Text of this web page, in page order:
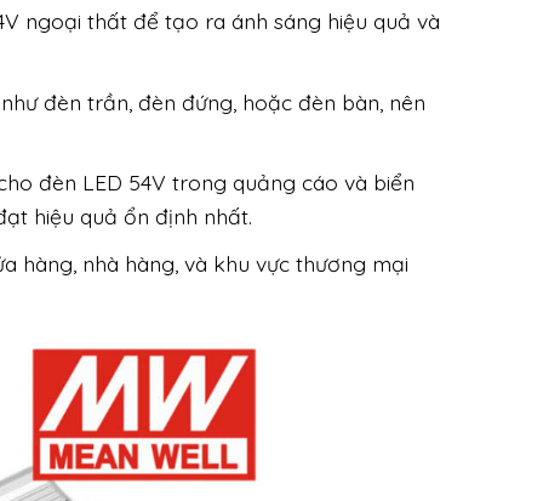
ngoại thất để tạo ra ánh sáng hiệu quả và
đèn trần, đèn đứng, hoặc đèn bàn, nên
đèn LED 54V trong quảng cáo và biển
hiệu quả ổn định nhất.
hàng, nhà hàng, và khu vực thương mại